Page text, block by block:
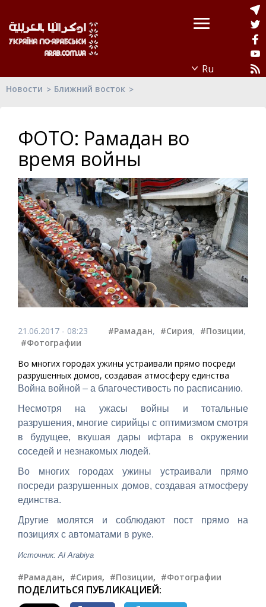
Новости Ближний восток
ФОТО: Рамадан во
время войны
21.06.2017 - 08:23 #Рамадан, #Сирия, #Позиции,
#Фотографии
Во многих городах ужины устраивали прямо посреди
разрушенных домов, создавая атмосферу единства
Война войной – а благочестивость по расписанию.
Несмотря на ужасы войны и тотальные
разрушения, многие сирийцы с оптимизмом смотря
в будущее, вкушая дары ифтара в окружении
соседей и незнакомых людей.
Во многих городах ужины устраивали прямо
посреди разрушенных домов, создавая атмосферу
единства.
Другие молятся и соблюдают пост прямо на
позициях с автоматами в руке.
Источник: Al Arabiya
#Рамадан, #Сирия, #Позиции, #Фотографии
ПОДЕЛИТЬСЯ ПУБЛИКАЦИЕЙ: